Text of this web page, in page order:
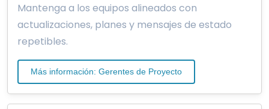
Mantenga a los equipos alineados con
actualizaciones, planes y mensajes de estado
repetibles.
Más información: Gerentes de Proyecto